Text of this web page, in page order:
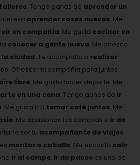
. Tengo ganas de aprender un
aprender cosas nuevas. Me
en compañía. Me gusta cocinar en
conocer a gente nueva. Me ofrezco
la ciudad. Te acompaño a realizar
. Ofrezco mi compañia para juntos
libre. Me gusta hacer deporte. Me
en una cena. Tengo ganas de ir
. Me gusta ir a tomar café juntos. Me
. Me apasionan las compras e ir de
ser tu acompañante de viajes.
montar a caballo. Me encanta salir
ir al campo. Ir de paseo es una de